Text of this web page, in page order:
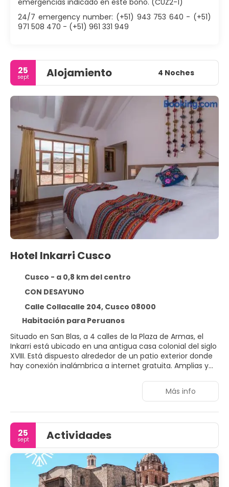
emergencias indicado en este bono. (CUZ2-1)
24/7 emergency number: (+51) 943 753 640 - (+51)
971 508 470 - (+51) 961 331 949
25
sept Alojamiento 4 Noches
Hotel Inkarri Cusco
Cusco - a 0,8 km del centro
CON DESAYUNO
Calle Collacalle 204, Cusco 08000
Habitación para Peruanos
Situado en San Blas, a 4 calles de la Plaza de Armas, el
Inkarri está ubicado en una antigua casa colonial del siglo
XVIII. Está dispuesto alrededor de un patio exterior donde
hay conexión inalámbrica a internet gratuita. Amplias y
decoradas con detalles en madera y disponen de balcón.
Todas disponen de TV por cable y baño privado con
selección de platos neoandinos, que combinan
ingredientes conocidos desde la época Inca con técnicas
de cocina moderna. El desayuno bufé caliente se sirve a
diario en la cafetería del hotel, que ofrece vistas al verde
patio. El personal del hostal Inkarri le ayudará a organizar
excursiones al centro histórico, declarado Patrimonio de
la Humanidad por la UNESCO, o a reservar el servicio de
transporte al aeropuerto. La estación de tren de Cusco,
Más info
25
sept Actividades